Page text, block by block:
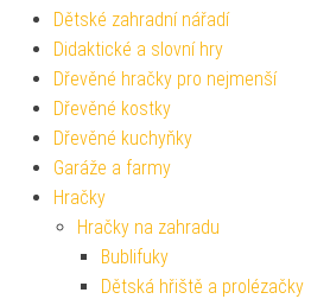
Dětské zahradní nářadí
Didaktické a slovní hry
Dřevěné hračky pro nejmenší
Dřevěné kostky
Dřevěné kuchyňky
Garáže a farmy
Hračky
Hračky na zahradu
Bublifuky
Dětská hřiště a prolézačky